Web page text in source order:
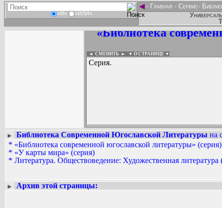
«И» «ИЛИ»
◄- Главная - Сервис-
«Библиотека
◄ СМЕНИТЬ ► ▼ О СТРАНИЦЕ ▼
Серия.
Вадим Ершов...
...
► Библиотека Современной Югославской Литературы на
* «Библиотека современной югославской литературы» (серия)
* «У карты мира» (серия)
* Литература. Обществоведение: Художественная
► Архив этой страницы: